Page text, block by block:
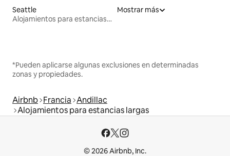
Seattle
Alojamientos para estancias largas
Mostrar más
*Pueden aplicarse algunas exclusiones en determinadas
zonas y propiedades.
Airbnb Francia Andillac
Alojamientos para estancias largas
© 2026 Airbnb, Inc.